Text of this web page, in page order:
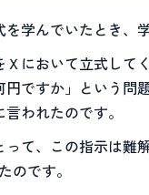
学んでいたとき、
Ｘにおいて立式し
ですか」という
われたのです。
て、この指示は
のです。